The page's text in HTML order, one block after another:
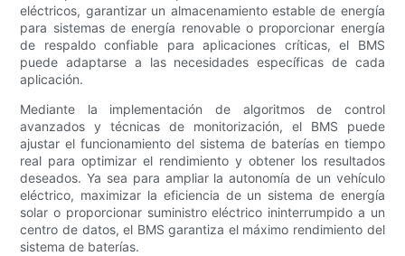
eléctricos, garantizar un almacenamiento estable de energía
para sistemas de energía renovable o proporcionar energía
de respaldo confiable para aplicaciones críticas, el BMS
puede adaptarse a las necesidades específicas de cada
aplicación.
Mediante la implementación de algoritmos de control
avanzados y técnicas de monitorización, el BMS puede
ajustar el funcionamiento del sistema de baterías en tiempo
real para optimizar el rendimiento y obtener los resultados
deseados. Ya sea para ampliar la autonomía de un vehículo
eléctrico, maximizar la eficiencia de un sistema de energía
solar o proporcionar suministro eléctrico ininterrumpido a un
centro de datos, el BMS garantiza el máximo rendimiento del
sistema de baterías.